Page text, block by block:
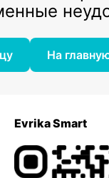
На
Evrika Smart